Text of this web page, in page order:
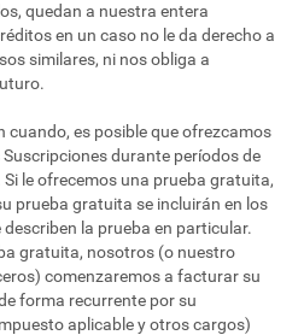
quedan a nuestra entera
en un caso no le da derecho a
similares, ni nos obliga a
cuando, es posible que ofrezcamos
durante períodos de
le ofrecemos una prueba gratuita,
prueba gratuita se incluirán en los
la prueba en particular.
gratuita, nosotros (o nuestro
comenzaremos a facturar su
forma recurrente por su
aplicable y otros cargos)